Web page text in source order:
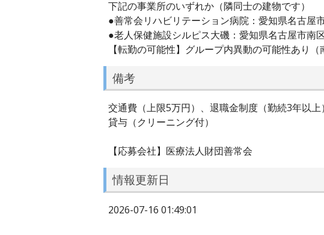
下記の事業所のいずれか（隣同士の建物です）
●善常会リハビリテーション病院：愛知県名古屋
●老人保健施設シルピス大磯：愛知県名古屋市南
【転勤の可能性】グループ内異動の可能性あり（
備考
交通費（上限5万円）、退職金制度（勤続3年以
貸与（クリーニング付）
【応募会社】医療法人財団善常会
情報更新日
2026-07-16 01:49:01